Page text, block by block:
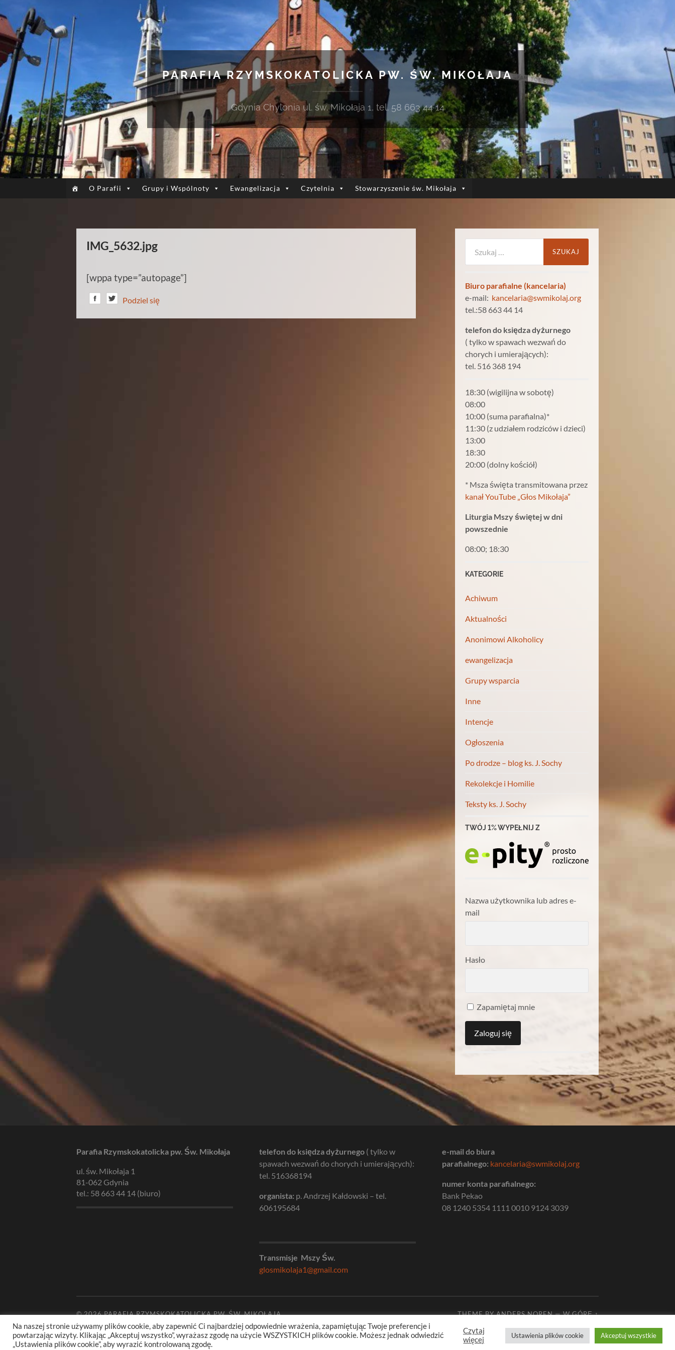
PARAFIA RZYMSKOKATOLICKA PW. ŚW. MIKOŁAJA
Gdynia Chylonia ul. św. Mikołaja 1, tel. 58 663 44 14
O Parafii Grupy i Wspólnoty Ewangelizacja Czytelnia Stowarzyszenie św. Mikołaja
IMG_5632.jpg
[wppa type=”autopage”]
Podziel się
Biuro parafialne (kancelaria)
e-mail: kancelaria@swmikolaj.org
tel.:58 663 44 14
telefon do księdza dyżurnego
( tylko w spawach wezwań do
chorych i umierających):
tel. 516 368 194
18:30 (wigilijna w sobotę)
08:00
10:00 (suma parafialna)*
11:30 (z udziałem rodziców i dzieci)
13:00
18:30
20:00 (dolny kościół)
* Msza święta transmitowana przez
kanał YouTube „Głos Mikołaja”
Liturgia Mszy świętej w dni
powszednie
08:00; 18:30
KATEGORIE
Achiwum
Aktualności
Anonimowi Alkoholicy
ewangelizacja
Grupy wsparcia
Inne
Intencje
Ogłoszenia
Po drodze – blog ks. J. Sochy
Rekolekcje i Homilie
Teksty ks. J. Sochy
TWÓJ 1% WYPEŁNIJ Z
Nazwa użytkownika lub adres e-
mail
Hasło
Zapamiętaj mnie
Parafia Rzymskokatolicka pw. Św. Mikołaja
ul. św. Mikołaja 1
81-062 Gdynia
tel.: 58 663 44 14 (biuro)
telefon do księdza dyżurnego ( tylko w
spawach wezwań do chorych i umierających):
tel. 516368194
organista: p. Andrzej Kałdowski – tel.
606195684
Transmisje Mszy Św.
glosmikolaja1@gmail.com
e-mail do biura
parafialnego: kancelaria@swmikolaj.org
numer konta parafialnego:
Bank Pekao
08 1240 5354 1111 0010 9124 3039
© 2026PARAFIA RZYMSKOKATOLICKA PW. ŚW. MIKOŁAJA THEME BYANDERS NOREN—W GÓRĘ ↑
Na naszej stronie używamy plików cookie, aby zapewnić Ci najbardziej odpowiednie wrażenia, zapamiętując Twoje preferencje i
powtarzając wizyty. Klikając „Akceptuj wszystko”, wyrażasz zgodę na użycie WSZYSTKICH plików cookie. Możesz jednak odwiedzić
„Ustawienia plików cookie”, aby wyrazić kontrolowaną zgodę.
Czytaj
więcej
Ustawienia plików cookie Akceptuj wszystkie